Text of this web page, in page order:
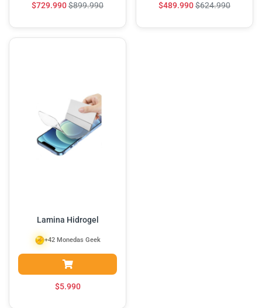
$729.990$899.990 $489.990$624.990
Lamina Hidrogel
$5.990
+42 Monedas Geek